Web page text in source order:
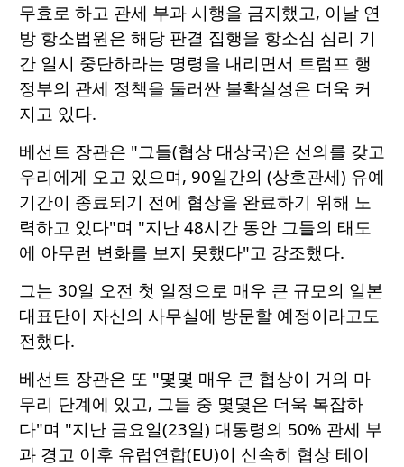
무효로 하고 관세 부과 시행을 금지했고, 이날 연
방 항소법원은 해당 판결 집행을 항소심 심리 기
간 일시 중단하라는 명령을 내리면서 트럼프 행
정부의 관세 정책을 둘러싼 불확실성은 더욱 커
지고 있다.
베선트 장관은 "그들(협상 대상국)은 선의를 갖고
우리에게 오고 있으며, 90일간의 (상호관세) 유예
기간이 종료되기 전에 협상을 완료하기 위해 노
력하고 있다"며 "지난 48시간 동안 그들의 태도
에 아무런 변화를 보지 못했다"고 강조했다.
그는 30일 오전 첫 일정으로 매우 큰 규모의 일본
대표단이 자신의 사무실에 방문할 예정이라고도
전했다.
베선트 장관은 또 "몇몇 매우 큰 협상이 거의 마
무리 단계에 있고, 그들 중 몇몇은 더욱 복잡하
다"며 "지난 금요일(23일) 대통령의 50% 관세 부
과 경고 이후 유럽연합(EU)이 신속히 협상 테이